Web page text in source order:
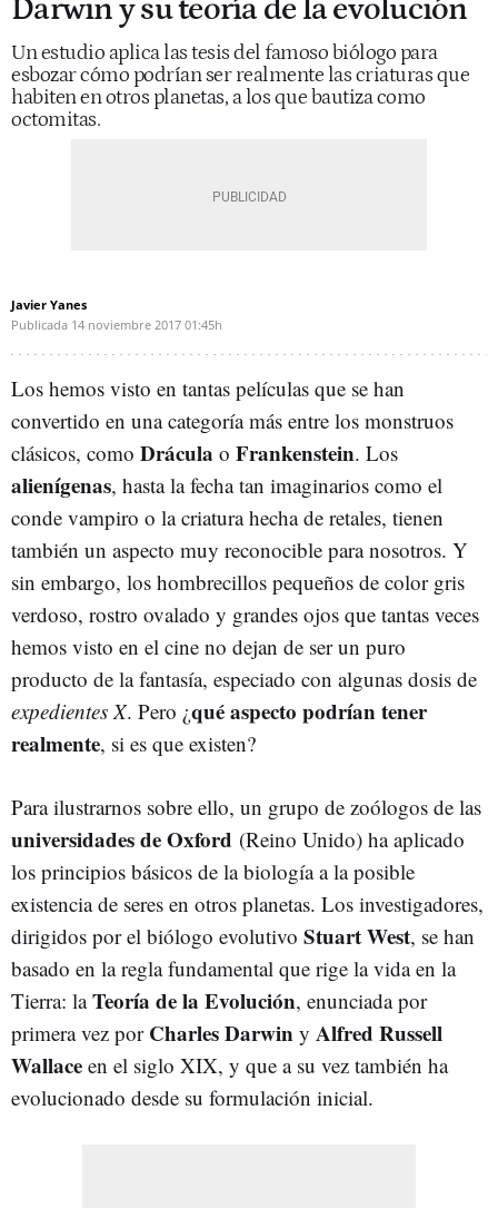
Darwin y su teoría de la evolución
Un estudio aplica las tesis del famoso biólogo para
esbozar cómo podrían ser realmente las criaturas que
habiten en otros planetas, a los que bautiza como
octomitas.
Javier Yanes
Publicada 14 noviembre 2017 01:45h
Los hemos visto en tantas películas que se han
convertido en una categoría más entre los monstruos
clásicos, como Drácula o Frankenstein. Los
alienígenas, hasta la fecha tan imaginarios como el
conde vampiro o la criatura hecha de retales, tienen
también un aspecto muy reconocible para nosotros. Y
sin embargo, los hombrecillos pequeños de color gris
verdoso, rostro ovalado y grandes ojos que tantas veces
hemos visto en el cine no dejan de ser un puro
producto de la fantasía, especiado con algunas dosis de
expedientes X. Pero ¿qué aspecto podrían tener
realmente, si es que existen?
Para ilustrarnos sobre ello, un grupo de zoólogos de las
universidades de Oxford (Reino Unido) ha aplicado
los principios básicos de la biología a la posible
existencia de seres en otros planetas. Los investigadores,
dirigidos por el biólogo evolutivo Stuart West, se han
basado en la regla fundamental que rige la vida en la
Tierra: laTeoría de la Evolución, enunciada por
primera vez por Charles Darwin y Alfred Russell
Wallace en el siglo XIX, y que a su vez también ha
evolucionado desde su formulación inicial.